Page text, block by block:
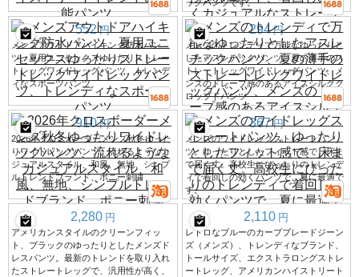
ッグパンツです。
552 円
メンズアウトドアハイキング防水パン
ツ、夏用ユニセックスゆったりストレー
トレッグワイドレッグパンツ、トレンデ
ィなスポーツパンツ
294 円
メンズのトレンディで万能なゆったりと
したアスレチックパンツ、夏の薄手のス
トレートレッグワイドレッグパンツ、メ
ンズのドレープ感のあるアイスシルクク
ロップドパンツ
910 円
2026年クロスボーダーメンズ秋冬ゆった
りワイドレッグパンツ、流れるようなカ
ジュアルスタイル、和風、無地、シンプ
ルトレンドブランド、ポニー刺繍
367 円
メンズのワイドレッグストレートパン
ツ。ゆったりとしたフィット感で、床ま
で届く丈。高校生にぴったりのトレンデ
ィで着回しの効くパンツで、夏に最適で
す。
2,280 円
アメリカンスタイルのクリーンフィッ
ト、ブラックのゆったりとしたメンズド
レスパンツ。最新のトレンドを取り入れ
たストレートレッグで、汎用性が高く、
2,110 円
レトロなブルーのカーブブレードジーン
ズ（メンズ）、トレンディなブランド、
トールサイズ、エクストラロングストレ
ートレッグ、アメリカンハイストリート